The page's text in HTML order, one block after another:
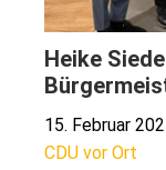
Heike
15. Februar
CDU vor Ort